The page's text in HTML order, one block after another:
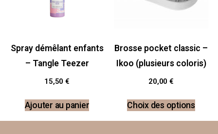
Spray démêlant enfants
– Tangle Teezer
15,50 €
Ajouter au panier
Brosse pocket classic –
Ikoo (plusieurs coloris)
20,00 €
Choix des options